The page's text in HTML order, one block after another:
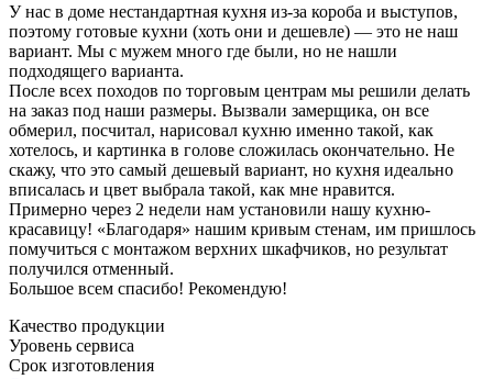
У нас в доме нестандартная кухня из-за короба и выступов,
поэтому готовые кухни (хоть они и дешевле) — это не наш
вариант. Мы с мужем много где были, но не нашли
подходящего варианта.
После всех походов по торговым центрам мы решили делать
на заказ под наши размеры. Вызвали замерщика, он все
обмерил, посчитал, нарисовал кухню именно такой, как
хотелось, и картинка в голове сложилась окончательно. Не
скажу, что это самый дешевый вариант, но кухня идеально
вписалась и цвет выбрала такой, как мне нравится.
Примерно через 2 недели нам установили нашу кухню-
красавицу! «Благодаря» нашим кривым стенам, им пришлось
помучиться с монтажом верхних шкафчиков, но результат
получился отменный.
Большое всем спасибо! Рекомендую!
Качество продукции
Уровень сервиса
Срок изготовления